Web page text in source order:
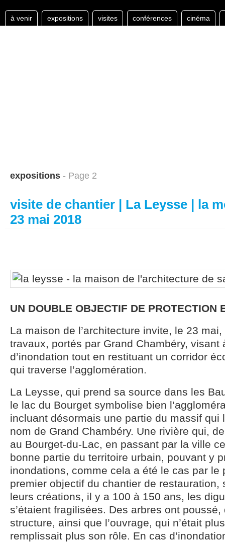
à venir expositions visites conférences cinéma
expositions - Page 2
visite de chantier | La Leysse | la
23 mai 2018
UN DOUBLE OBJECTIF DE PROTECTION
La maison de l’architecture invite, le 23
travaux, portés par Grand Chambéry, visant
d’inondation tout en restituant un corridor
qui traverse l’agglomération.
La Leysse, qui prend sa source dans les
le lac du Bourget symbolise bien
incluant désormais une partie du massif qui
nom de Grand Chambéry. Une rivière qui,
au Bourget-du-Lac, en passant par la ville
bonne partie du territoire urbain, pouvant y
inondations, comme cela a été le cas par le
premier objectif du chantier de restauration,
leurs créations, il y a 100 à 150 ans, les
s’étaient fragilisées. Des arbres ont
structure, ainsi que l’ouvrage, qui n’était
remplissait plus son rôle. En cas